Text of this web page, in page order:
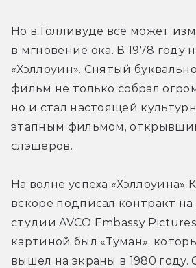
Но в Голливуде всё может
в мгновение ока. В 1978 году
«Хэллоуин». Снятый
фильм не только собрал
но и стал настоящей
этапным фильмом,
слэшеров.
На волне успеха «Хэллоуина»
вскоре подписал контракт
студии AVCO Embassy
картиной был «Туман»,
вышел на экраны в 1980